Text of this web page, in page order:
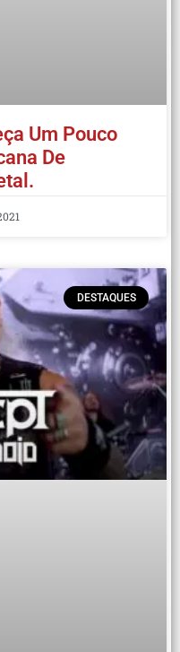
Um Pouco
De
DESTAQUES